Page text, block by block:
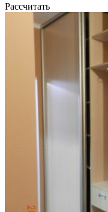
Рассчитать